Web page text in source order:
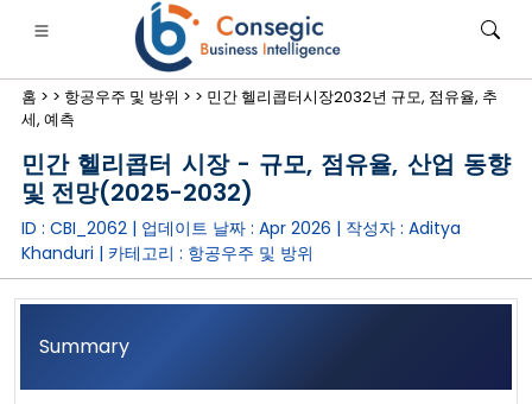
·금융·보험• 소비재 • 에너지 및 전력• 식품 및 음료
• 사례 연구
홈 > > 항공우주 및 방위 > > 민간 헬리콥터시장2032년 규모, 점유율, 추
세, 예측
민간 헬리콥터 시장 - 규모, 점유율, 산업 동향
및 전망(2025-2032)
ID : CBI_2062 | 업데이트 날짜 : Apr 2026 | 작성자 : Aditya
Khanduri | 카테고리 : 항공우주 및 방위
Summary